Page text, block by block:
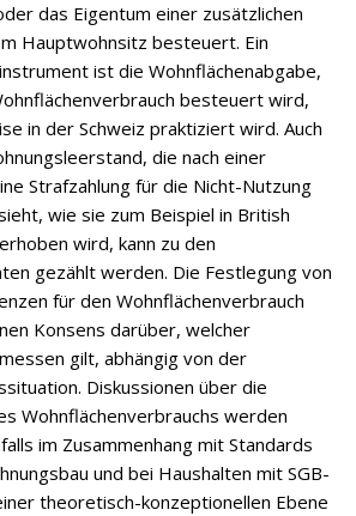
das Eigentum einer zusätzlichen
Hauptwohnsitz besteuert. Ein
ist die Wohnflächenabgabe,
besteuert wird,
in der Schweiz praktiziert wird. Auch
die nach einer
Strafzahlung für die Nicht-Nutzung
wie sie zum Beispiel in British
wird, kann zu den
gezählt werden. Die Festlegung von
für den Wohnflächenverbrauch
Konsens darüber, welcher
gilt, abhängig von der
Diskussionen über die
Wohnflächenverbrauchs werden
im Zusammenhang mit Standards
und bei Haushalten mit SGB-
theoretisch-konzeptionellen Ebene